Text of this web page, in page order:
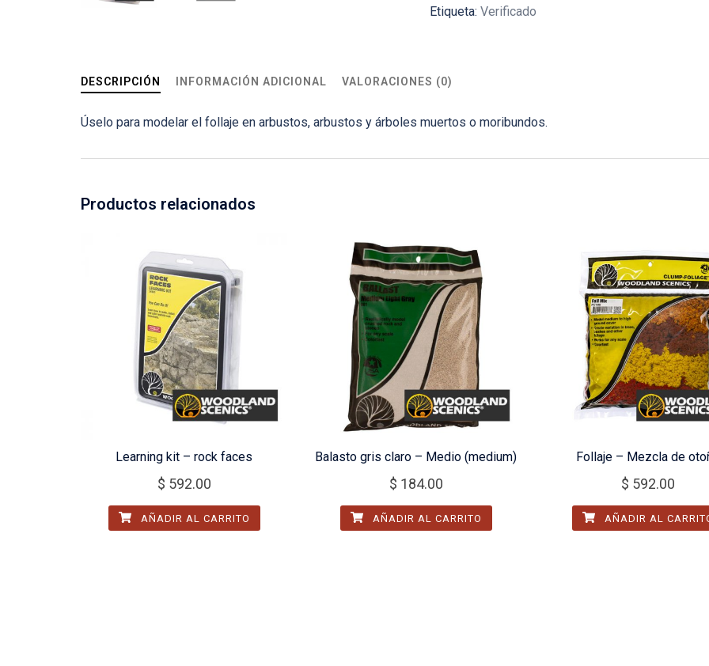
Etiqueta: Verificado
DESCRIPCIÓN INFORMACIÓN ADICIONAL VALORACIONES (0)
Úselo para modelar el follaje en arbustos, arbustos y árboles muertos o moribundos.
Productos relacionados
Learning kit – rock faces
$ 592.00
AÑADIR AL CARRITO
Balasto gris claro – Medio (medium)
$ 184.00
AÑADIR AL CARRITO
Follaje – Mezcla de
$ 592.00
AÑADIR AL